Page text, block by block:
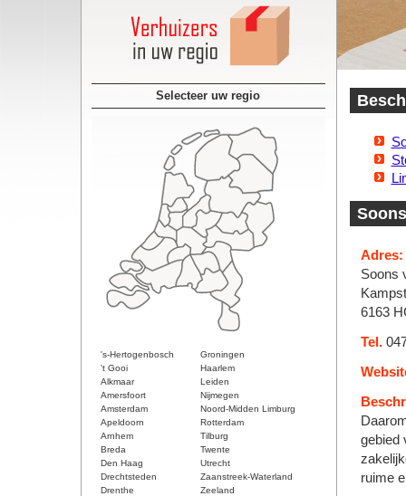
Selecteer uw regio
's-Hertogenbosch
Groningen
't Gooi
Haarlem
Alkmaar
Leiden
Amersfoort
Nijmegen
Amsterdam
Noord-Midden Limburg
Apeldoorn
Rotterdam
Arnhem
Tilburg
Breda
Twente
Den Haag
Utrecht
Drechtsteden
Zaanstreek-Waterland
Drenthe
Zeeland
Adres:
Soons
6163
Tel.
gebied
ruime